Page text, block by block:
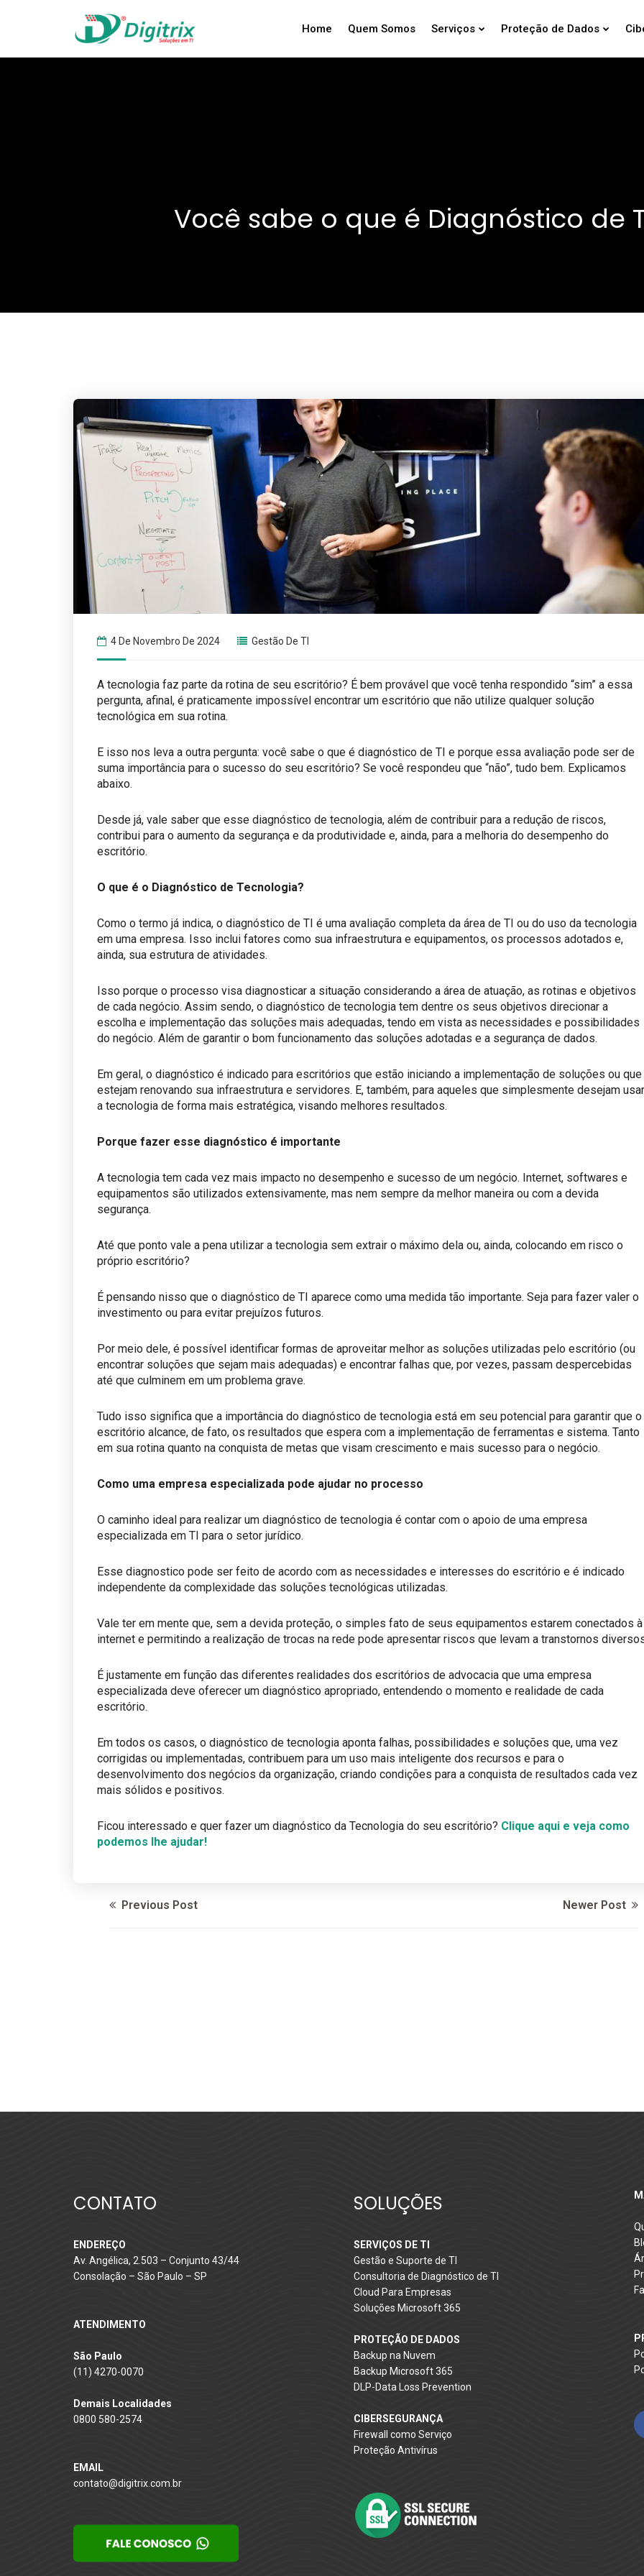
Home Quem Somos Serviços Proteção de Dados
Você sabe o que é Diagnóstico de
4 De Novembro De 2024 Gestão De TI
A tecnologia faz parte da rotina de seu escritório? É bem provável que você tenha respondido “sim” a essa
pergunta, afinal, é praticamente impossível encontrar um escritório que não utilize qualquer solução
tecnológica em sua rotina.
E isso nos leva a outra pergunta: você sabe o que é diagnóstico de TI e porque essa avaliação pode ser de
suma importância para o sucesso do seu escritório? Se você respondeu que “não”, tudo bem. Explicamos
abaixo.
Desde já, vale saber que esse diagnóstico de tecnologia, além de contribuir para a redução de riscos,
contribui para o aumento da segurança e da produtividade e, ainda, para a melhoria do desempenho do
escritório.
O que é o Diagnóstico de Tecnologia?
Como o termo já indica, o diagnóstico de TI é uma avaliação completa da área de TI ou do uso da tecnologia
em uma empresa. Isso inclui fatores como sua infraestrutura e equipamentos, os processos adotados e,
ainda, sua estrutura de atividades.
​Isso porque o processo visa diagnosticar a situação considerando a área de atuação, as rotinas e objetivos
de cada negócio. Assim sendo, o diagnóstico de tecnologia tem dentre os seus objetivos direcionar a
escolha e implementação das soluções mais adequadas, tendo em vista as necessidades e possibilidades
do negócio. Além de garantir o bom funcionamento das soluções adotadas e a segurança de dados.
​Em geral, o diagnóstico é indicado para escritórios que estão iniciando a implementação de soluções ou que
estejam renovando sua infraestrutura e servidores. E, também, para aqueles que simplesmente desejam usar
a tecnologia de forma mais estratégica, visando melhores resultados.
Porque fazer esse diagnóstico é importante
A tecnologia tem cada vez mais impacto no desempenho e sucesso de um negócio. Internet, softwares e
equipamentos são utilizados extensivamente, mas nem sempre da melhor maneira ou com a devida
segurança.
​Até que ponto vale a pena utilizar a tecnologia sem extrair o máximo dela ou, ainda, colocando em risco o
próprio escritório?
É pensando nisso que o diagnóstico de TI aparece como uma medida tão importante. Seja para fazer valer o
investimento ou para evitar prejuízos futuros.
​Por meio dele, é possível identificar formas de aproveitar melhor as soluções utilizadas pelo escritório (ou
encontrar soluções que sejam mais adequadas) e encontrar falhas que, por vezes, passam despercebidas
até que culminem em um problema grave.
​Tudo isso significa que a importância do diagnóstico de tecnologia está em seu potencial para garantir que o
escritório alcance, de fato, os resultados que espera com a implementação de ferramentas e sistema. Tanto
em sua rotina quanto na conquista de metas que visam crescimento e mais sucesso para o negócio.
Como uma empresa especializada pode ajudar no processo
O caminho ideal para realizar um diagnóstico de tecnologia é contar com o apoio de uma empresa
especializada em TI para o setor jurídico.
Esse diagnostico pode ser feito de acordo com as necessidades e interesses do escritório e é indicado
independente da complexidade das soluções tecnológicas utilizadas.
​Vale ter em mente que, sem a devida proteção, o simples fato de seus equipamentos estarem conectados à
internet e permitindo a realização de trocas na rede pode apresentar riscos que levam a transtornos
​É justamente em função das diferentes realidades dos escritórios de advocacia que uma empresa
especializada deve oferecer um diagnóstico apropriado, entendendo o momento e realidade de cada
escritório.
Em todos os casos, o diagnóstico de tecnologia aponta falhas, possibilidades e soluções que, uma vez
corrigidas ou implementadas, contribuem para um uso mais inteligente dos recursos e para o
desenvolvimento dos negócios da organização, criando condições para a conquista de resultados cada vez
mais sólidos e positivos.
​Ficou interessado e quer fazer um diagnóstico da Tecnologia do seu escritório? Clique aqui e veja como
podemos lhe ajudar!
Previous Post Newer Post
CONTATO
ENDEREÇO
Av. Angélica, 2.503 – Conjunto 43/44
Consolação – São Paulo – SP
ATENDIMENTO
São Paulo
(11) 4270-0070
Demais Localidades
0800 580-2574
EMAIL
contato@digitrix.com.br
SOLUÇÕES
SERVIÇOS DE TI
Gestão e Suporte de TI
Consultoria de Diagnóstico de TI
Cloud Para Empresas
Soluções Microsoft 365
PROTEÇÃO DE DADOS
Backup na Nuvem
Backup Microsoft 365
DLP-Data Loss Prevention
CIBERSEGURANÇA
Firewall como Serviço
Proteção Antivírus